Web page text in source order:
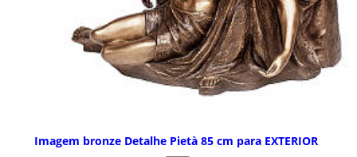
Imagem bronze Detalhe Pietà 85 cm para EXTERIOR